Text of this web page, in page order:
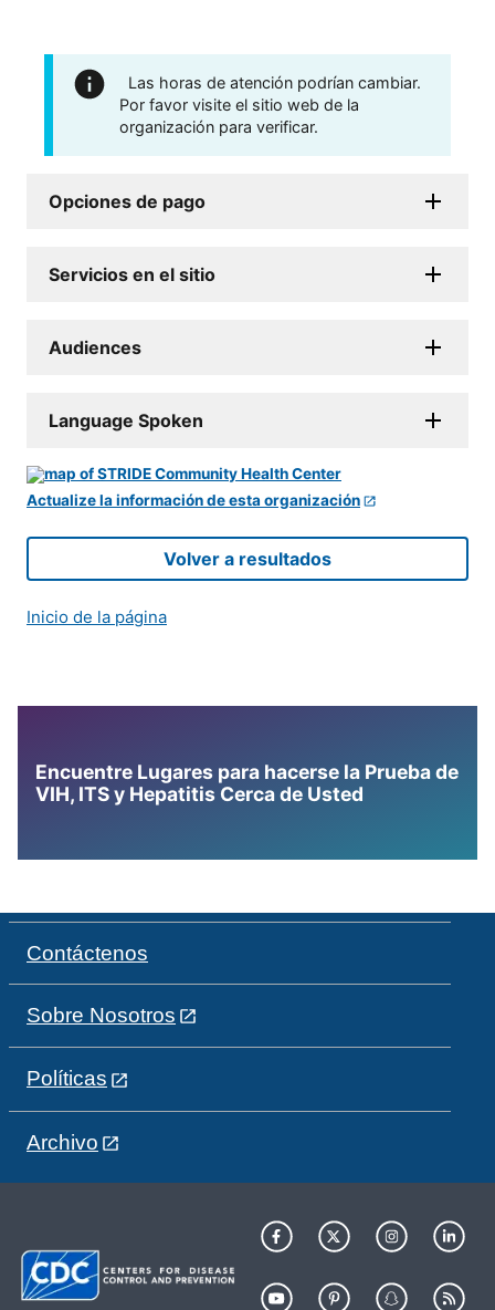
Las horas de atención podrían cambiar.
Por favor visite el sitio web de la
organización para verificar.
Opciones de pago
Servicios en el sitio
Audiences
Language Spoken
Actualize la información de esta organización
Volver a resultados
Inicio de la página
Encuentre Lugares para hacerse la Prueba de
VIH, ITS y Hepatitis Cerca de Usted
Contáctenos
Sobre Nosotros
Políticas
Archivo